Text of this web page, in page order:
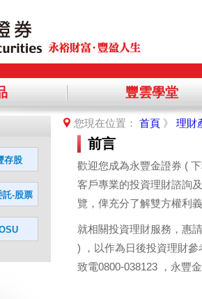
豐雲學堂
您現在位置： 首頁 》 理財
前言
歡迎您成為永豐金證券 (
客戶專業的投資理財諮詢
覽，俾充分了解雙方權利
就相關投資理財服務，惠
) ，以作為日後投資理財
致電0800-038123 ，永豐
您若同意繼續進入該網站，請點選